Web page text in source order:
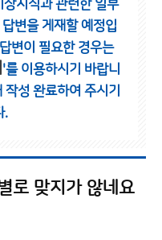
상지식과 관련한 일부
변을 게재할 예정입
변이 필요한 경우는
'를 이용하시기 바랍니
성 완료하여 주시기
.
로 맞지가 않네요